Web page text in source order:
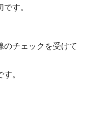
す。
のチェックを受けて
。